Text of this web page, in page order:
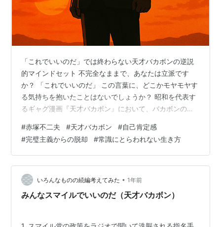
「これでいいのだ」では終わらない天才バカボンの逆説
的マインドセット 不完全なままで、あなたは立派です
か？ 「これでいいのだ」 この言葉に、どこかモヤモヤす
る気持ちを抱いたことはないでしょうか？ 昭和を代表す
るギャグ漫画『天才バカボン』において、バカボンのパ
て、論理的には破綻していて、なのに、なぜか心に残
る。 子どもの頃はただのギャグとして笑っていたこのセ
リフが、大人になった今、別の意味で響くのはなぜでし
ょうか。失敗、変化、不条理——思うようにいかない現
実の中で、「これでいいのだ」と言い切る勇気こそ、成
熟した大人のメンタルの在り方なのかもしれません…
#赤塚不二夫 #天才バカボン #自己肯定感
#完璧主義からの脱却 #常識にとらわれない生き方
いろんなものの続編考えてみた • 1年前
みんなスマイルでいいのだ（天才バカボン）